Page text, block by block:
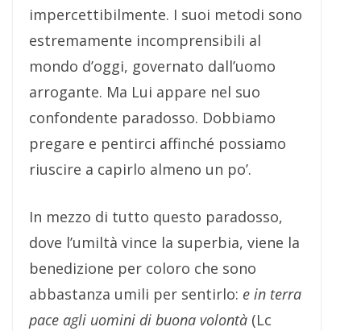
impercettibilmente. I suoi metodi sono
estremamente incomprensibili al
mondo d’oggi, governato dall’uomo
arrogante. Ma Lui appare nel suo
confondente paradosso. Dobbiamo
pregare e pentirci affinché possiamo
riuscire a capirlo almeno un po’.
In mezzo di tutto questo paradosso,
dove l’umiltà vince la superbia, viene la
benedizione per coloro che sono
abbastanza umili per sentirlo: e in terra
pace agli uomini di buona volontà (Lc